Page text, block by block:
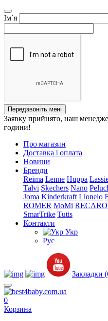
Ім`я
Передзвоніть мені
Заявку прийнято, наш
години!
Про магазин
Доставка і оплата
Новини
Бренди
Reima Lenne Huppa
Talvi Skechers Nano
Joma Kinderkraft Lionelo
ROMER MoMi RECARO
SmarTrike Tutis
Контакти
Укр
Рус
Закладки
0
Корзина